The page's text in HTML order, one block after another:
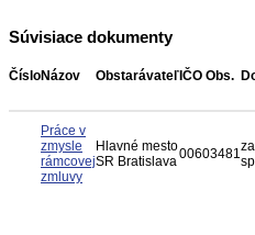
Súvisiace dokumenty
ČísloNázov Obstarávateľ IČO Obs.
Práce v
zmysle
rámcovej
zmluvy
Hlavné mesto
SR Bratislava00603481